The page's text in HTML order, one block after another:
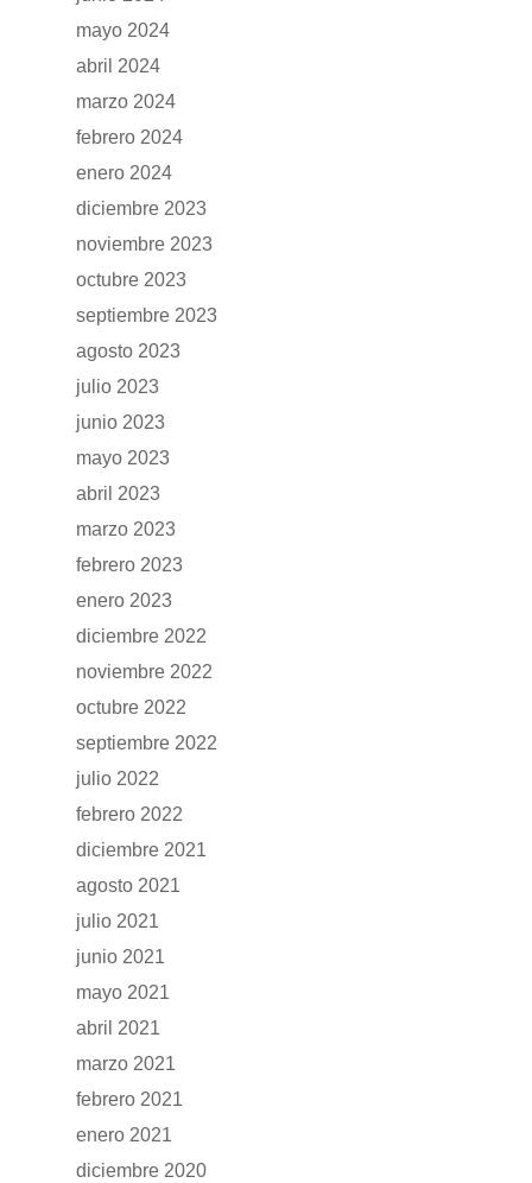
mayo 2024
abril 2024
marzo 2024
febrero 2024
enero 2024
diciembre 2023
noviembre 2023
octubre 2023
septiembre 2023
agosto 2023
julio 2023
junio 2023
mayo 2023
abril 2023
marzo 2023
febrero 2023
enero 2023
diciembre 2022
noviembre 2022
octubre 2022
septiembre 2022
julio 2022
febrero 2022
diciembre 2021
agosto 2021
julio 2021
junio 2021
mayo 2021
abril 2021
marzo 2021
febrero 2021
enero 2021
diciembre 2020